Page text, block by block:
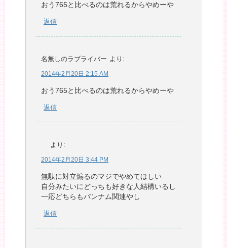
おう765と比べるのは荒れるからやめーや
返信
名無しのラブライバー より:
2014年2月20日 2:15 AM
おう765と比べるのは荒れるからやめーや
返信
より:
2014年2月20日 3:44 PM
無駄に対立煽るのマジでやめてほしい
自分みたいにどっちも好きな人結構いるし
一応どちらもバンナム関連やし
返信